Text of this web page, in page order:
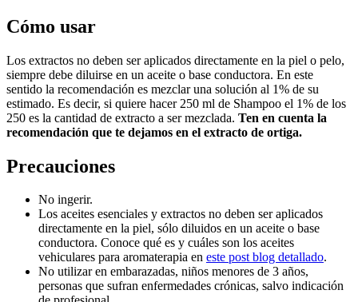
Cómo usar
Los extractos no deben ser aplicados directamente en la piel o pelo,
siempre debe diluirse en un aceite o base conductora. En este
sentido la recomendación es mezclar una solución al 1% de su
estimado. Es decir, si quiere hacer 250 ml de Shampoo el 1% de los
250 es la cantidad de extracto a ser mezclada. Ten en cuenta la
recomendación que te dejamos en el extracto de ortiga.
Precauciones
No ingerir.
Los aceites esenciales y extractos no deben ser aplicados
directamente en la piel, sólo diluidos en un aceite o base
conductora. Conoce qué es y cuáles son los aceites
vehiculares para aromaterapia en este post blog detallado.
No utilizar en embarazadas, niños menores de 3 años,
personas que sufran enfermedades crónicas, salvo indicación